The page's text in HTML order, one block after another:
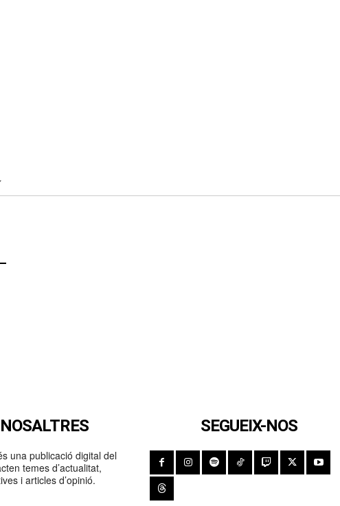
una publicació digital del
temes d’actualitat,
i articles d’opinió.
SEGUEIX-NOS